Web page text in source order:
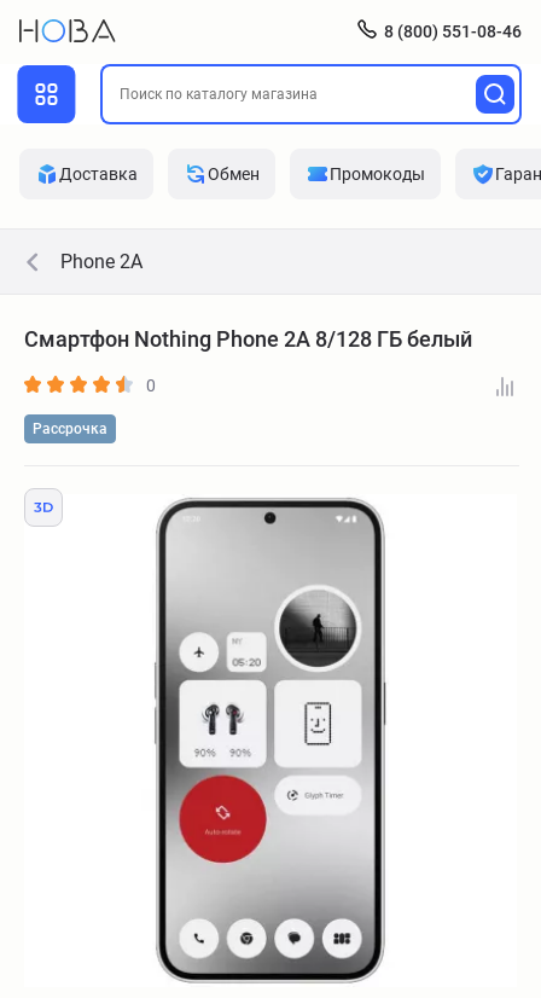
8 (800) 551-08-46
Доставка Обмен Промокоды
Phone 2A
Смартфон Nothing Phone 2A 8/128 ГБ белый
0
Рассрочка